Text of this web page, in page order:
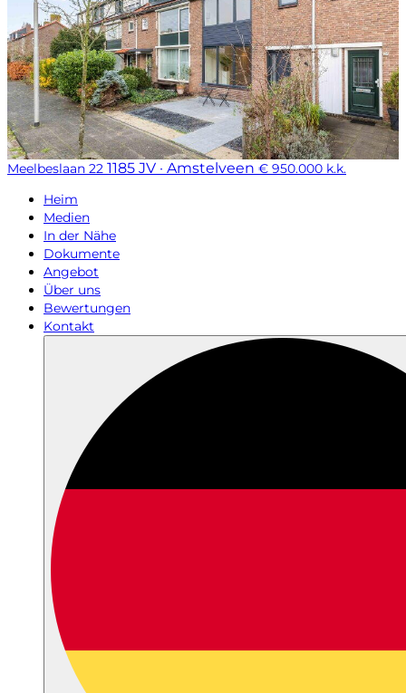
Meelbeslaan 22 1185 JV · Amstelveen € 950.000 k.k.
Heim
Medien
In der Nähe
Dokumente
Angebot
Über uns
Bewertungen
Kontakt